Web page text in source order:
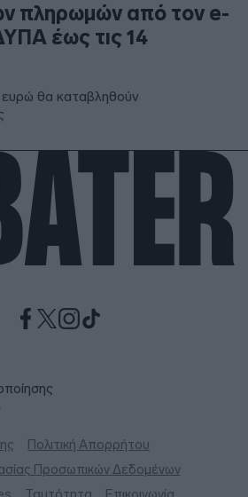
πληρωμών από τον e-
έως τις 14
θα καταβληθούν
Πολιτική Απορρήτου
Προσωπικών Δεδομένων
Ταυτότητα Επικοινωνία